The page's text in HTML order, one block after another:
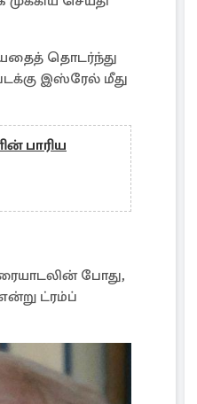
தொடர்ந்து
இஸ்ரேல் மீது
பாரிய
போது,
ட்ரம்ப்